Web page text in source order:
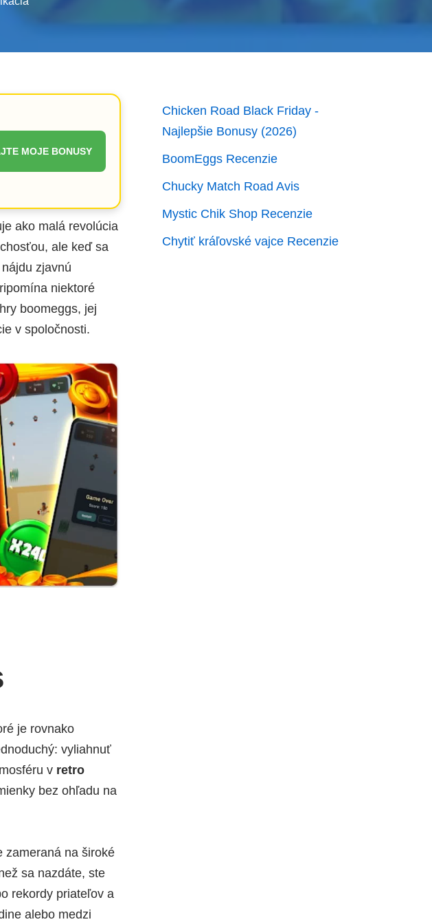
MOJE BONUSY
ako malá revolúcia
ale keď sa
zjavnú
niektoré
boomeggs, jej
v spoločnosti.
je rovnako
vyliahnuť
v retro
bez ohľadu na
zameraná na široké
sa nazdáte, ste
rekordy priateľov a
alebo medzi
Chicken Road Black Friday -
Najlepšie Bonusy (2026)
BoomEggs Recenzie
Chucky Match Road Avis
Mystic Chik Shop Recenzie
Chytiť kráľovské vajce Recenzie